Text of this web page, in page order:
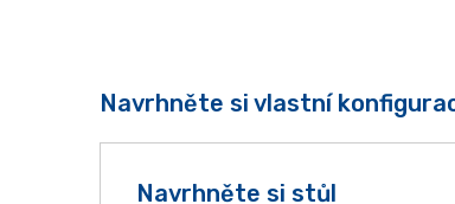
Navrhněte si vlastní
Navrhněte si stůl